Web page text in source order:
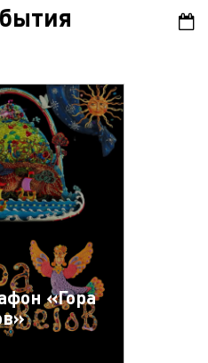
«Гора